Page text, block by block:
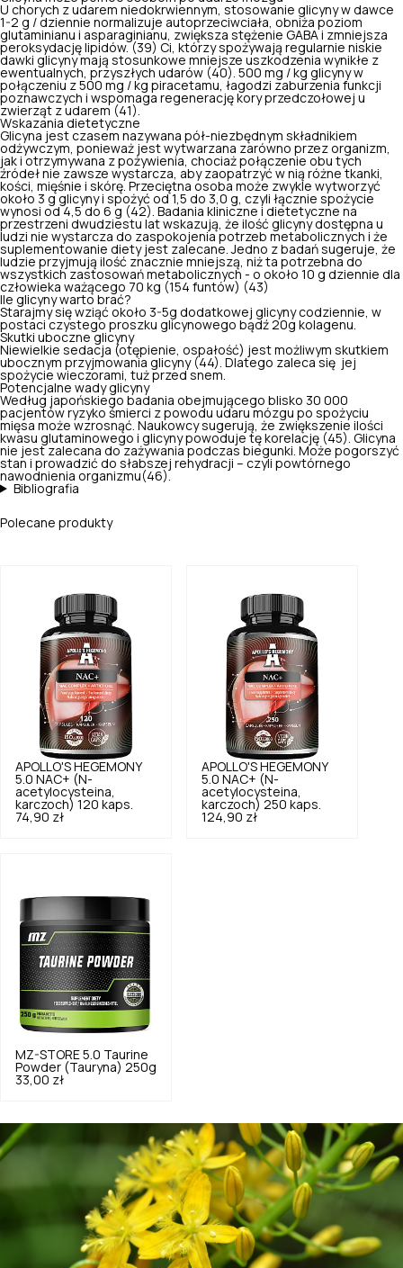
U chorych z udarem niedokrwiennym, stosowanie glicyny w dawce
1-2 g / dziennie normalizuje autoprzeciwciała, obniża poziom
glutaminianu i asparaginianu, zwiększa stężenie GABA i zmniejsza
peroksydację lipidów. (39) Ci, którzy spożywają regularnie niskie
dawki glicyny mają stosunkowe mniejsze uszkodzenia wynikłe z
ewentualnych, przyszłych udarów (40). 500 mg / kg glicyny w
połączeniu z 500 mg / kg piracetamu, łagodzi zaburzenia funkcji
poznawczych i wspomaga regenerację kory przedczołowej u
zwierząt z udarem (41).
Wskazania dietetyczne
Glicyna jest czasem nazywana pół-niezbędnym składnikiem
odżywczym, ponieważ jest wytwarzana zarówno przez organizm,
jak i otrzymywana z pożywienia, chociaż połączenie obu tych
źródeł nie zawsze wystarcza, aby zaopatrzyć w nią różne tkanki,
kości, mięśnie i skórę. Przeciętna osoba może zwykle wytworzyć
około 3 g glicyny i spożyć od 1,5 do 3,0 g, czyli łącznie spożycie
wynosi od 4,5 do 6 g (42). Badania kliniczne i dietetyczne na
przestrzeni dwudziestu lat wskazują, że ilość glicyny dostępna u
ludzi nie wystarcza do zaspokojenia potrzeb metabolicznych i że
suplementowanie diety jest zalecane. Jedno z badań sugeruje, że
ludzie przyjmują ilość znacznie mniejszą, niż ta potrzebna do
wszystkich zastosowań metabolicznych - o około 10 g dziennie dla
człowieka ważącego 70 kg (154 funtów) (43)
Ile glicyny warto brać?
Starajmy się wziąć około 3-5g dodatkowej glicyny codziennie, w
postaci czystego proszku glicynowego bądź 20g kolagenu.
Skutki uboczne glicyny
Niewielkie sedacja (otępienie, ospałość) jest możliwym skutkiem
ubocznym przyjmowania glicyny (44). Dlatego zaleca się jej
spożycie wieczorami, tuż przed snem.
Potencjalne wady glicyny
Według japońskiego badania obejmującego blisko 30 000
pacjentów ryzyko śmierci z powodu udaru mózgu po spożyciu
mięsa może wzrosnąć. Naukowcy sugerują, że zwiększenie ilości
kwasu glutaminowego i glicyny powoduje tę korelację (45). Glicyna
nie jest zalecana do zażywania podczas biegunki. Może pogorszyć
stan i prowadzić do słabszej rehydracji – czyli powtórnego
nawodnienia organizmu(46).
Bibliografia
Polecane produkty
APOLLO'S HEGEMONY
5.0 NAC+ (N-
acetylocysteina,
karczoch) 120 kaps.
74,90 zł
APOLLO'S HEGEMONY
5.0 NAC+ (N-
acetylocysteina,
karczoch) 250 kaps.
124,90 zł
MZ-STORE 5.0 Taurine
Powder (Tauryna) 250g
33,00 zł